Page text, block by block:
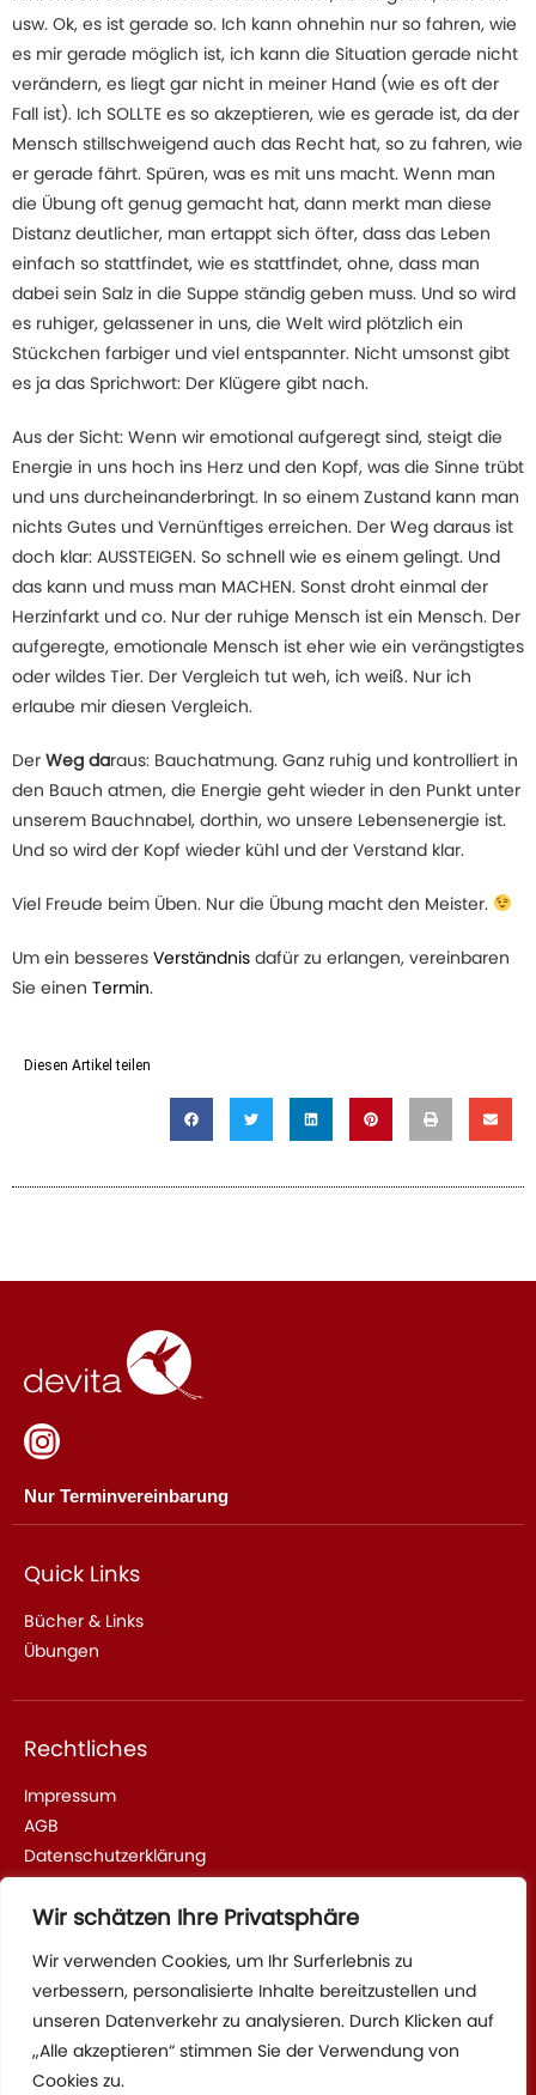
Wir schätzen Ihre Privatsphäre
Wir verwenden Cookies, um Ihr Surferlebnis zu
verbessern, personalisierte Inhalte bereitzustellen und
unseren Datenverkehr zu analysieren. Durch Klicken auf
„Alle akzeptieren“ stimmen Sie der Verwendung von
Cookies zu.
usw. Ok, es ist gerade so. Ich kann ohnehin nur so fahren, wie
es mir gerade möglich ist, ich kann die Situation gerade nicht
verändern, es liegt gar nicht in meiner Hand (wie es oft der
Fall ist). Ich SOLLTE es so akzeptieren, wie es gerade ist, da der
Mensch stillschweigend auch das Recht hat, so zu fahren, wie
er gerade fährt. Spüren, was es mit uns macht. Wenn man
die Übung oft genug gemacht hat, dann merkt man diese
Distanz deutlicher, man ertappt sich öfter, dass das Leben
einfach so stattfindet, wie es stattfindet, ohne, dass man
dabei sein Salz in die Suppe ständig geben muss. Und so wird
es ruhiger, gelassener in uns, die Welt wird plötzlich ein
Stückchen farbiger und viel entspannter. Nicht umsonst gibt
es ja das Sprichwort: Der Klügere gibt nach.
Aus der Sicht: Wenn wir emotional aufgeregt sind, steigt die
Energie in uns hoch ins Herz und den Kopf, was die Sinne trübt
und uns durcheinanderbringt. In so einem Zustand kann man
nichts Gutes und Vernünftiges erreichen. Der Weg daraus ist
doch klar: AUSSTEIGEN. So schnell wie es einem gelingt. Und
das kann und muss man MACHEN. Sonst droht einmal der
Herzinfarkt und co. Nur der ruhige Mensch ist ein Mensch. Der
aufgeregte, emotionale Mensch ist eher wie ein verängstigtes
oder wildes Tier. Der Vergleich tut weh, ich weiß. Nur ich
erlaube mir diesen Vergleich.
Der Weg daraus: Bauchatmung. Ganz ruhig und kontrolliert in
den Bauch atmen, die Energie geht wieder in den Punkt unter
unserem Bauchnabel, dorthin, wo unsere Lebensenergie ist.
Und so wird der Kopf wieder kühl und der Verstand klar.
Viel Freude beim Üben. Nur die Übung macht den Meister.
Um ein besseres Verständnis dafür zu erlangen, vereinbaren
Sie einen Termin.
Diesen Artikel teilen
Nur Terminvereinbarung
Quick Links
Bücher & Links
Übungen
Rechtliches
Impressum
AGB
Datenschutzerklärung
Adresse & Kontakt
Sparrhärmlingweg 2, 70376 Stuttgart
Tel: +4917622736115